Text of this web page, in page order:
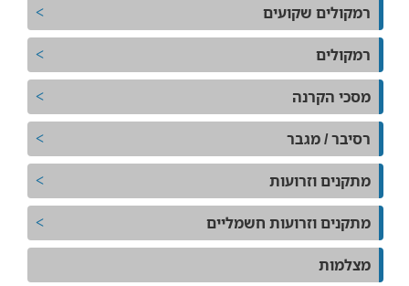
רמקולים שקועים
רמקולים
מסכי הקרנה
רסיבר / מגבר
מתקנים וזרועות
מתקנים וזרועות חשמליים
מצלמות